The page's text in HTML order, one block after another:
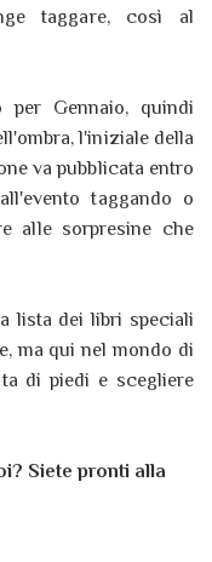
taggare, così al
Gennaio, quindi
l'iniziale della
va pubblicata entro
taggando o
alle sorpresine che
lista dei libri speciali
ma qui nel mondo di
di piedi e scegliere
Siete pronti alla